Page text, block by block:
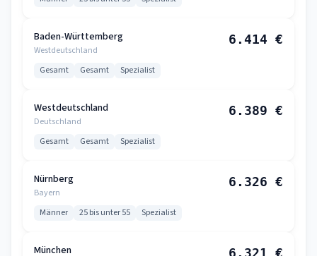
Baden-Württemberg
Westdeutschland
6.414 €
Gesamt Gesamt Spezialist
Westdeutschland
Deutschland
6.389 €
Gesamt Gesamt Spezialist
Nürnberg
Bayern
6.326 €
Männer 25 bis unter 55 Spezialist
München 6.321 €